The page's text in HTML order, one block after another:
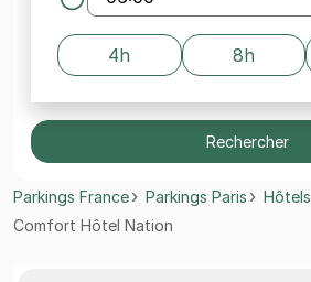
4h 8h
Rechercher
Parkings France Parkings Paris
Hôtels
Comfort Hôtel Nation